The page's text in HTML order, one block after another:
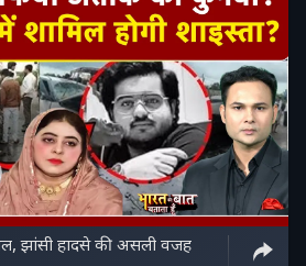
झांसी हादसे की असली वजह